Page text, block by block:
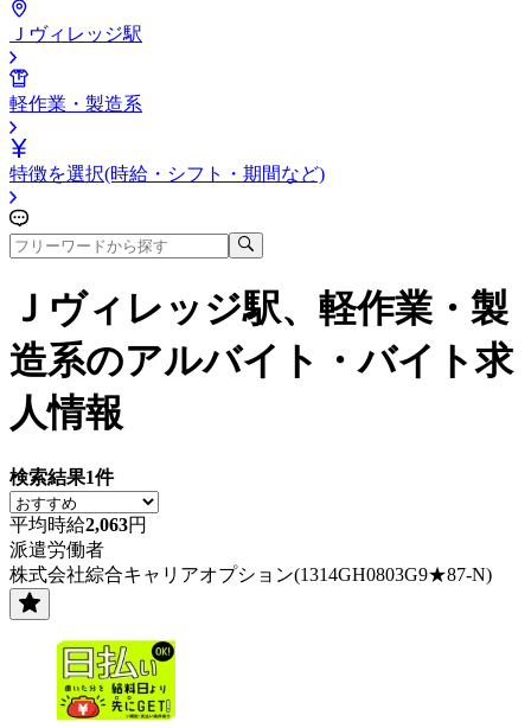
Ｊヴィレッジ駅
軽作業・製造系
特徴を選択(時給・シフト・期間など)
Ｊヴィレッジ駅、軽作業・製
造系のアルバイト・バイト求
人情報
検索結果1件
平均時給2,063円
派遣労働者
株式会社綜合キャリアオプション(1314GH0803G9★87-N)